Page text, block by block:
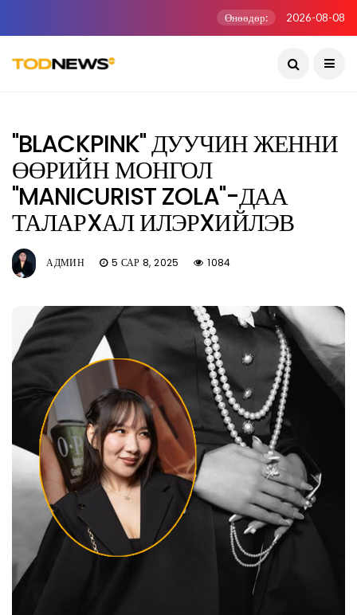
Өнөөдөр: 2026-08-08
"BLACKPINK" ДУУЧИН ЖЕННИ
ӨӨРИЙН МОНГОЛ
"MANICURIST ZOLA"-ДАА
ТАЛАРXАЛ ИЛЭРXИЙЛЭВ
АДМИН 5 САР 8, 2025 1084